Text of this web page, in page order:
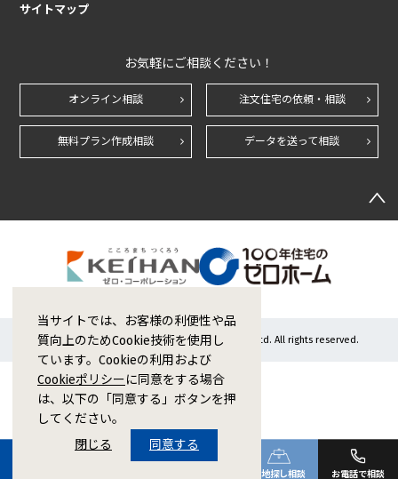
サイトマップ
お気軽にご相談ください！
オンライン相談 注文住宅の依頼・相談
無料プラン作成相談 データを送って相談
Copyright © 1998-2026 ZERO CORPORATION Co.,Ltd. All rights reserved.
土地探し相談 お電話で相談
当サイトでは、お客様の利便性や品
質向上のためCookie技術を使用し
ています。Cookieの利用および
Cookieポリシーに同意をする場合
は、以下の「同意する」ボタンを押
してください。
閉じる
同意する